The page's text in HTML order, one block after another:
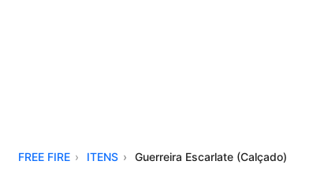
FREE FIRE ITENS Guerreira Escarlate (Calçado)